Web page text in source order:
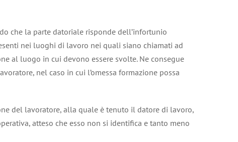
che la parte datoriale risponde dell’infortunio
nei luoghi di lavoro nei quali siano chiamati ad
al luogo in cui devono essere svolte. Ne consegue
nel caso in cui l’omessa formazione possa
del lavoratore, alla quale è tenuto il datore di lavoro,
atteso che esso non si identifica e tanto meno